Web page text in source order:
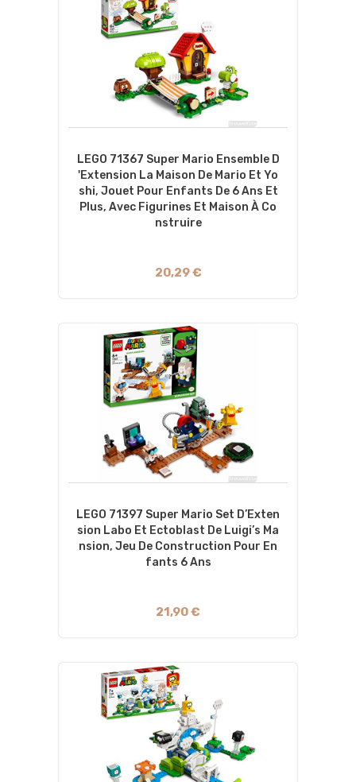
LEGO 71367 Super Mario Ensemble D
'Extension La Maison De Mario Et Yo
Shi, Jouet Pour Enfants De 6 Ans Et
Plus, Avec Figurines Et Maison À Co
Nstruire
20,29 €
LEGO 71397 Super Mario Set D’Exten
Sion Labo Et Ectoblast De Luigi’s Ma
Nsion, Jeu De Construction Pour En
Fants 6 Ans
21,90 €